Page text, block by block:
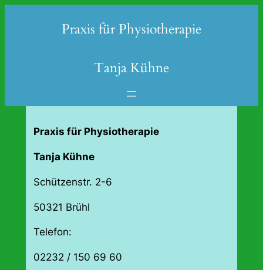
Praxis für Physiotherapie
Tanja Kühne
Praxis für Physiotherapie
Tanja Kühne
Schützenstr. 2-6
50321 Brühl
Telefon:
02232 / 150 69 60